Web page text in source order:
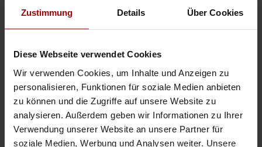
Zustimmung Details Über Cookies
Diese Webseite verwendet Cookies
Wir verwenden Cookies, um Inhalte und Anzeigen zu
personalisieren, Funktionen für soziale Medien anbieten
zu können und die Zugriffe auf unsere Website zu
analysieren. Außerdem geben wir Informationen zu Ihrer
Verwendung unserer Website an unsere Partner für
soziale Medien, Werbung und Analysen weiter. Unsere
Auftragin 88299, Leutkirch 10.03.2026
Montageunternehmen für Photovoltaikanlagen gesucht
Auftragswert: VHB EUR
☀️ Montageunternehmen für Photovoltaikanlagen gesucht Für eine
langfristige und kontinuierliche Zusammenarbeit suchen wir ein erfahrenes
und zuverlässiges Montageunternehmen mit zwei bis drei einge ..
Premium-Auftragin 99439, Berlstedt 08.08.2026